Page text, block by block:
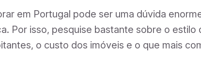
em Portugal pode ser uma dúvida
Por isso, pesquise bastante sobre o estilo
o custo dos imóveis e o que mais